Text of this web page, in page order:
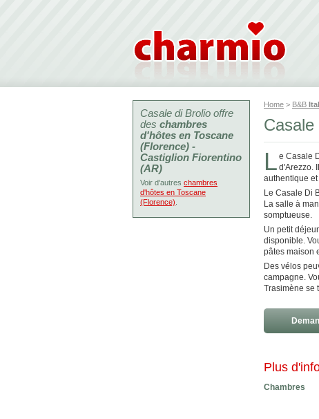
Home > B&B
L e Casale
d'Arezzo.
authentique
Le Casale Di
La salle à
somptueuse.
Un petit
disponible.
pâtes maison
Des vélos
campagne.
Trasimène se
Plus
Chambres
Casale di Brolio offre
des chambres
d'hôtes en Toscane
(Florence) -
Castiglion Fiorentino
(AR)
Voir d'autres chambres
d'hôtes en Toscane
(Florence)